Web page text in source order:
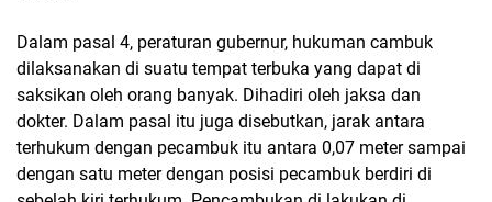
Dalam pasal 4, peraturan gubernur, hukuman cambuk
dilaksanakan di suatu tempat terbuka yang dapat di
saksikan oleh orang banyak. Dihadiri oleh jaksa dan
dokter. Dalam pasal itu juga disebutkan, jarak antara
terhukum dengan pecambuk itu antara 0,07 meter sampai
dengan satu meter dengan posisi pecambuk berdiri di